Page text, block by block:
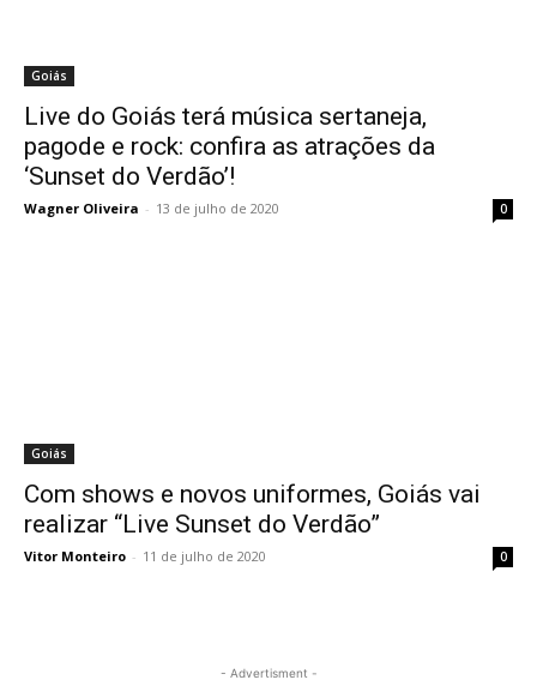
Goiás
Live do Goiás terá música sertaneja,
pagode e rock: confira as atrações da
‘Sunset do Verdão’!
Wagner Oliveira - 13 de julho de 2020 0
Goiás
Com shows e novos uniformes, Goiás vai
realizar “Live Sunset do Verdão”
Vitor Monteiro - 11 de julho de 2020 0
- Advertisment -